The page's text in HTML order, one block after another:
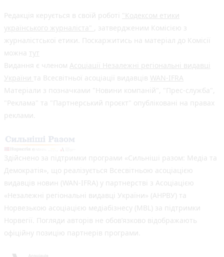
Редакція керується в своїй роботі "Кодексом етики
українського журналіста" , затвердженим Комісією з
журналістської етики. Поскаржитись на матеріал до Комісії
можна тут
Видання є членом Асоціації Незалежні регіональні видавці
України та Всесвітньої асоціації видавців WAN-IFRA
Матеріали з позначками "Новини компаній", "Прес-служба",
"Реклама" та "Партнерський проєкт" опубліковані на правах
реклами.
Здійснено за підтримки програми «Сильніші разом: Медіа та
Демократія», що реалізується Всесвітньою асоціацією
видавців новин (WAN-IFRA) у партнерстві з Асоціацією
«Незалежні регіональні видавці України» (АНРВУ) та
Норвезькою асоціацією медіабізнесу (MBL) за підтримки
Норвегії. Погляди авторів не обов’язково відображають
офіційну позицію партнерів програми.